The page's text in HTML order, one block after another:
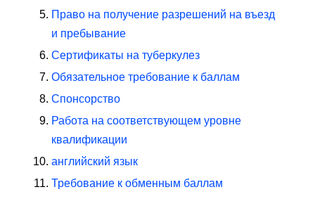
Право на получение разрешений на въезд
и пребывание
Сертификаты на туберкулез
Обязательное требование к баллам
Спонсорство
Работа на соответствующем уровне
квалификации
английский язык
Требование к обменным баллам